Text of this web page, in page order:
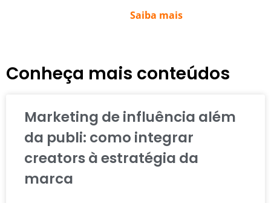
Saiba mais
Conheça mais conteúdos
Marketing de influência além
da publi: como integrar
creators à estratégia da
marca